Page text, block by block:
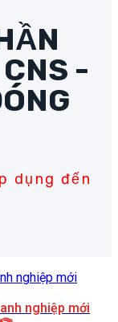
-
dụng đến
nghiệp mới